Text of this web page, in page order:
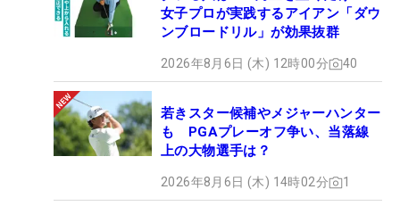
女子プロが実践するアイアン「ダウ
ンブロードリル」が効果抜群
2026年8月6日 (木) 12時00分 40
若きスター候補やメジャーハンター
も PGAプレーオフ争い、当落線
上の大物選手は？
2026年8月6日 (木) 14時02分 1